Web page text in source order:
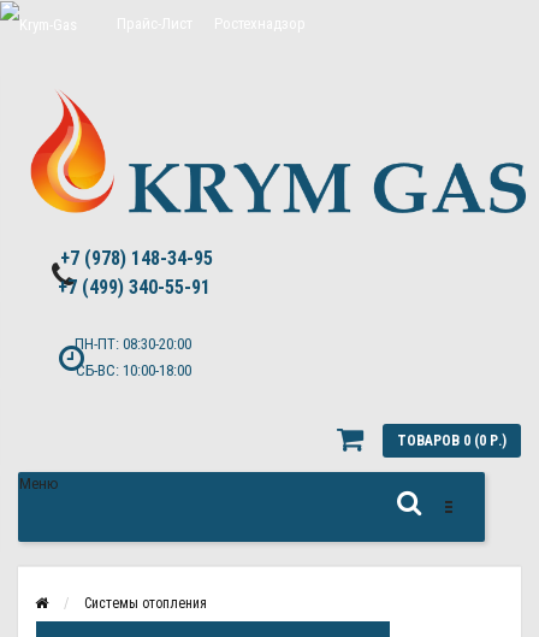
+7 (978) 148-34-95
+7 (499) 340-55-91 ​
ПН-ПТ: 08:30-20:00
СБ-ВС: 10:00-18:00
ТОВАРОВ 0 (0 Р.)
Меню
Системы отопления